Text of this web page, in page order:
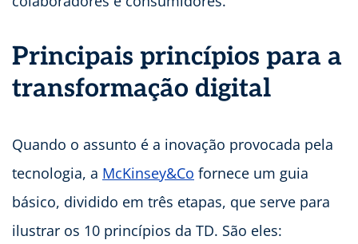
Principais princípios para a
transformação digital
Quando o assunto é a inovação provocada pela
tecnologia, a McKinsey&Co fornece um guia
básico, dividido em três etapas, que serve para
ilustrar os 10 princípios da TD. São eles: